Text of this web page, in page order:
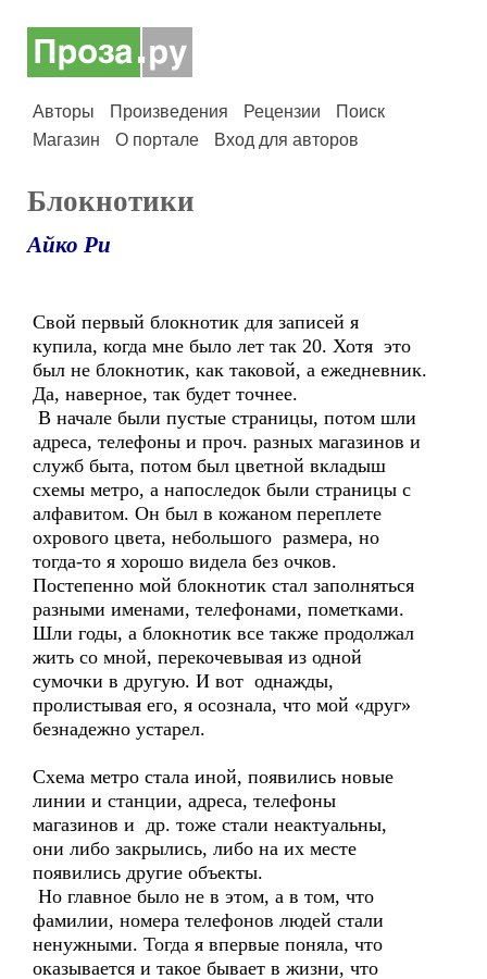
Авторы Произведения Рецензии
Поиск
Магазин
О портале Вход для авторов
Блокнотики
Айко Ри
Свой первый блокнотик для записей я
купила, когда мне было лет так 20. Хотя это
был не блокнотик, как таковой, а ежедневник.
Да, наверное, так будет точнее.
В начале были пустые страницы, потом шли
адреса, телефоны и проч. разных магазинов и
служб быта, потом был цветной вкладыш
схемы метро, а напоследок были страницы с
алфавитом. Он был в кожаном переплете
охрового цвета, небольшого размера, но
тогда-то я хорошо видела без очков.
Постепенно мой блокнотик стал заполняться
разными именами, телефонами, пометками.
Шли годы, а блокнотик все также продолжал
жить со мной, перекочевывая из одной
сумочки в другую. И вот однажды,
пролистывая его, я осознала, что мой «друг»
безнадежно устарел.
Схема метро стала иной, появились новые
линии и станции, адреса, телефоны
магазинов и др. тоже стали неактуальны,
они либо закрылись, либо на их месте
появились другие объекты.
Но главное было не в этом, а в том, что
фамилии, номера телефонов людей стали
ненужными. Тогда я впервые поняла, что
оказывается и такое бывает в жизни, что